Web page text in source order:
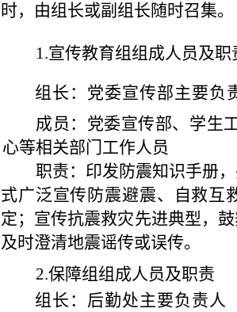
时，由组长或副组长随时召集。
1.宣传教育组组成人员及职
组 长：党委宣传部主要负
成员：党委宣传部、学生
心等相关部门工作人员
职责：印发防震知识手册
式广泛宣传防震避震、自救互
定；宣传抗震救灾先进典型，
及时澄清地震谣传或误传。
2.保障组组成人员及职责
组 长：后勤处主要负责人